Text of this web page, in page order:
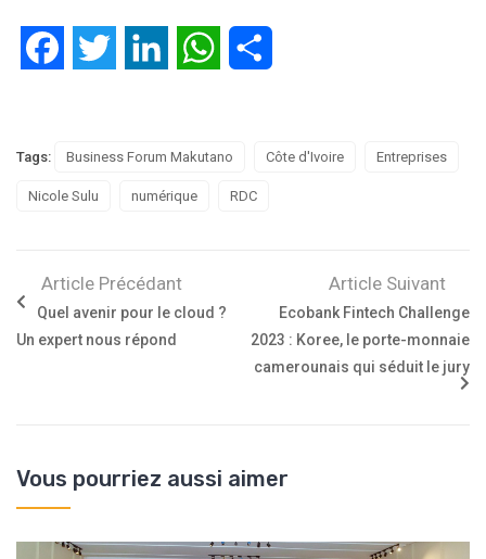
FacebookTwitter LinkedIn WhatsApp
Tags: Business Forum Makutano Côte d'Ivoire Entreprises
Nicole Sulu numérique RDC
Article Précédant
Quel avenir pour le cloud ?
Un expert nous répond
Article Suivant
Ecobank Fintech Challenge
2023 : Koree, le porte-monnaie
camerounais qui séduit le jury
Vous pourriez aussi aimer